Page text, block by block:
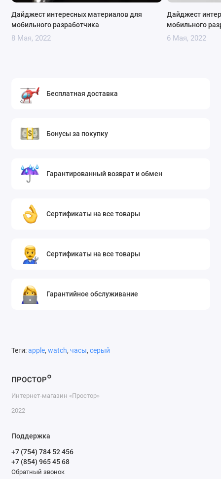
Дайджест интересных материалов для
мобильного разработчика
8 Мая, 2022
Дайджест
мобильного
6 Мая, 2022
Бесплатная доставка
Бонусы за покупку
Гарантированный возврат и обмен
Сертификаты на все товары
Сертификаты на все товары
Гарантийное обслуживание
Теги:apple, watch, часы, серый
Интернет-магазин «Простор»
2022
Поддержка
+7 (754) 784 52 456
+7 (854) 965 45 68
Обратный звонок